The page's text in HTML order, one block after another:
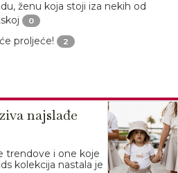
ženu koja stoji iza nekih od
0
proljeće! 2
najslađe
trendove i one koje
kolekcija nastala je